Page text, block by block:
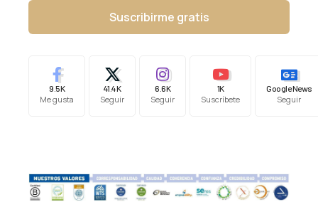
Suscribirme gratis
9.5K
Me gusta
41.4K
Seguir
6.6K
Seguir
1K
Suscríbete
Google News
Seguir